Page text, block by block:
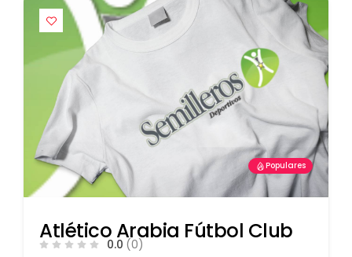
Populares
Atlético Arabia Fútbol Club
0.0 (0)